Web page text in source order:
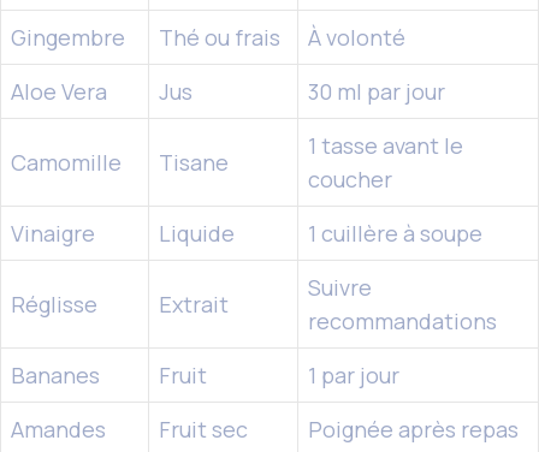
Gingembre
Thé ou frais
À volonté
Aloe Vera
Jus 30 ml par jour
Camomille Tisane
1 tasse avant le
coucher
Vinaigre
Liquide 1 cuillère à soupe
Réglisse Extrait
Suivre
recommandations
Bananes
Fruit
1 par jour
Amandes
Fruit sec
Poignée après repas